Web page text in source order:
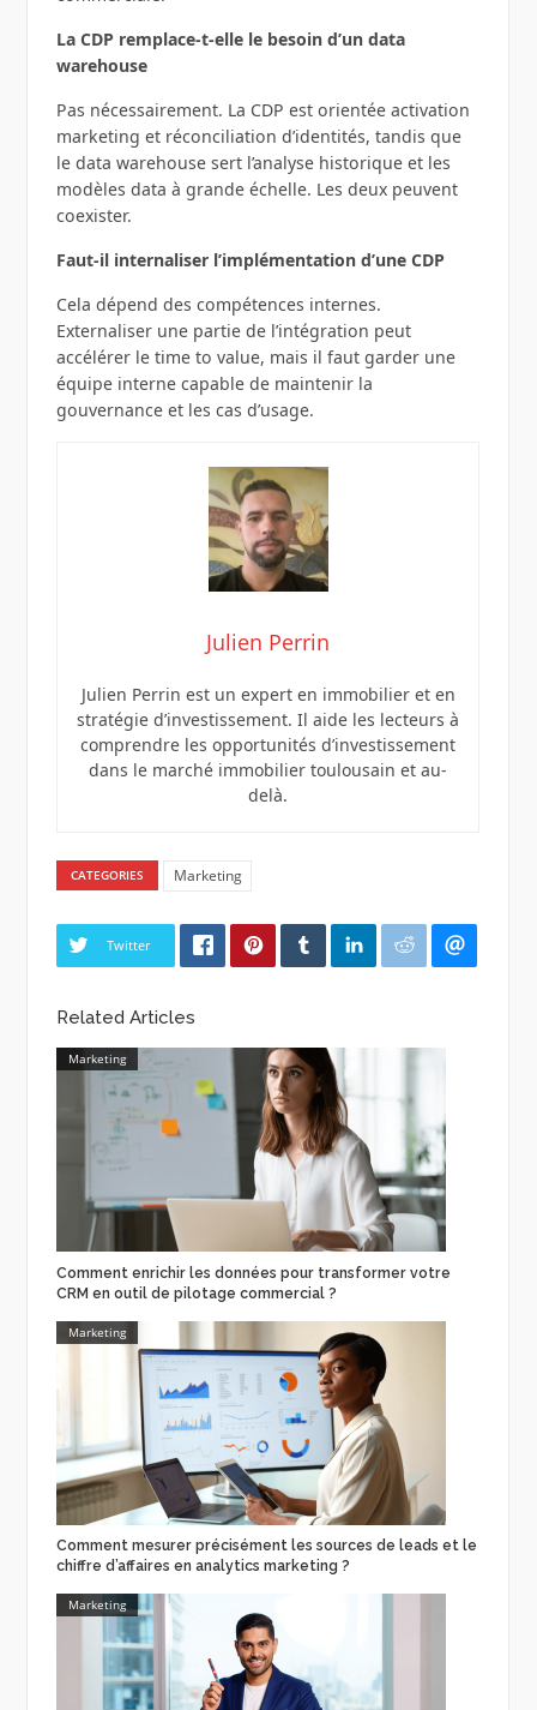
La CDP remplace‑t‑elle le besoin d’un data
warehouse
Pas nécessairement. La CDP est orientée activation
marketing et réconciliation d’identités, tandis que
le data warehouse sert l’analyse historique et les
modèles data à grande échelle. Les deux peuvent
coexister.
Faut‑il internaliser l’implémentation d’une CDP
Cela dépend des compétences internes.
Externaliser une partie de l’intégration peut
accélérer le time to value, mais il faut garder une
équipe interne capable de maintenir la
gouvernance et les cas d’usage.
Julien Perrin
Julien Perrin est un expert en immobilier et en
stratégie d’investissement. Il aide les lecteurs à
comprendre les opportunités d’investissement
dans le marché immobilier toulousain et au-
delà.
CATEGORIES Marketing
Twitter
Related Articles
Marketing
Comment enrichir les données pour transformer votre
CRM en outil de pilotage commercial ?
Marketing
Comment mesurer précisément les sources de leads et le
chiffre d’affaires en analytics marketing ?
Marketing